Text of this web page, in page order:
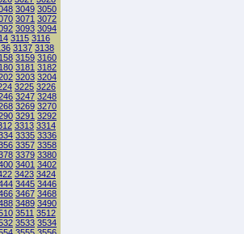
3049 3050
3071 3072
3093 3094
3115 3116
3137 3138
3159 3160
3181 3182
3203 3204
3225 3226
3247 3248
3269 3270
3291 3292
3313 3314
3335 3336
3357 3358
3379 3380
3401 3402
3423 3424
3445 3446
3467 3468
3489 3490
3511 3512
3533 3534